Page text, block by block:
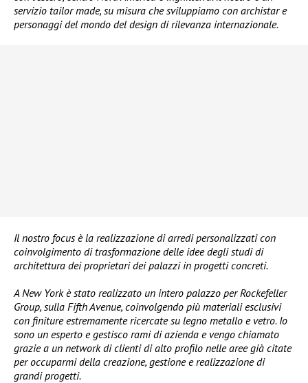
servizio tailor made, su misura che sviluppiamo con archistar e
personaggi del mondo del design di rilevanza internazionale.
Il nostro focus è la realizzazione di arredi personalizzati con
coinvolgimento di trasformazione delle idee degli studi di
architettura dei proprietari dei palazzi in progetti concreti.
A New York è stato realizzato un intero palazzo per Rockefeller
Group, sulla Fifth Avenue, coinvolgendo più materiali esclusivi
con finiture estremamente ricercate su legno metallo e vetro. Io
sono un esperto e gestisco rami di azienda e vengo chiamato
grazie a un network di clienti di alto profilo nelle aree già citate
per occuparmi della creazione, gestione e realizzazione di
grandi progetti.